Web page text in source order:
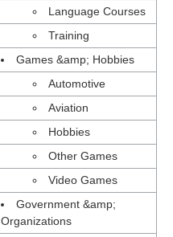
Language Courses
Training
Games &amp; Hobbies
Automotive
Aviation
Hobbies
Other Games
Video Games
Government &amp;
Organizations